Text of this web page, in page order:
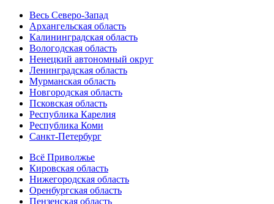
Весь Северо-Запад
Архангельская область
Калининградская область
Вологодская область
Ненецкий автономный округ
Ленинградская область
Мурманская область
Новгородская область
Псковская область
Республика Карелия
Республика Коми
Санкт-Петербург
Всё Приволжье
Кировская область
Нижегородская область
Оренбургская область
Пензенская область